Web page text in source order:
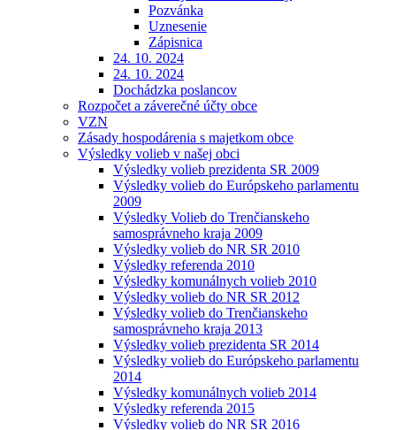
Pozvánka
Uznesenie
Zápisnica
24. 10. 2024
24. 10. 2024
Dochádzka poslancov
Rozpočet a záverečné účty obce
VZN
Zásady hospodárenia s majetkom obce
Výsledky volieb v našej obci
Výsledky volieb prezidenta SR 2009
Výsledky volieb do Európskeho parlamentu
2009
Výsledky Volieb do Trenčianskeho
samosprávneho kraja 2009
Výsledky volieb do NR SR 2010
Výsledky referenda 2010
Výsledky komunálnych volieb 2010
Výsledky volieb do NR SR 2012
Výsledky volieb do Trenčianskeho
samosprávneho kraja 2013
Výsledky volieb prezidenta SR 2014
Výsledky volieb do Európskeho parlamentu
2014
Výsledky komunálnych volieb 2014
Výsledky referenda 2015
Výsledky volieb do NR SR 2016